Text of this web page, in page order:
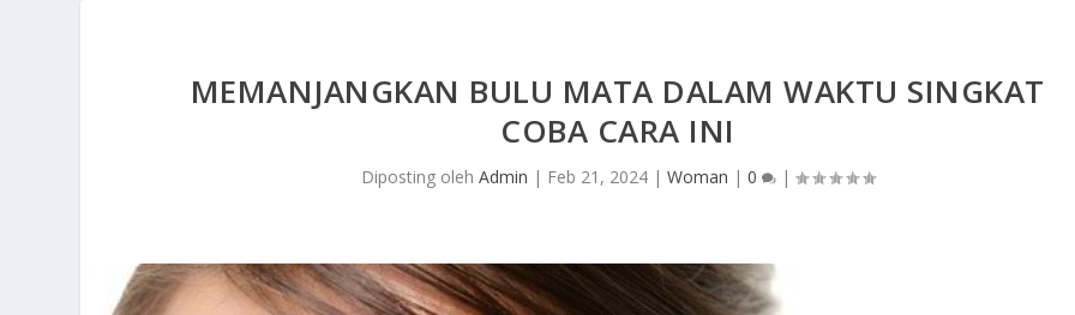
MEMANJANGKAN BULU MATA DALAM WAKTU SINGKAT
COBA CARA INI
Diposting oleh Admin | Feb 21, 2024| Woman | 0 |